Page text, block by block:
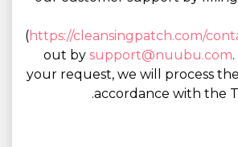
(https://cleansingpatch.com/
out by support@nuubu.com
your request, we will process
accordance with the